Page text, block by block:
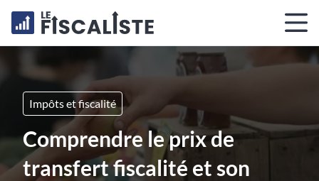
Impôts et fiscalité
Comprendre le prix de
transfert fiscalité et son